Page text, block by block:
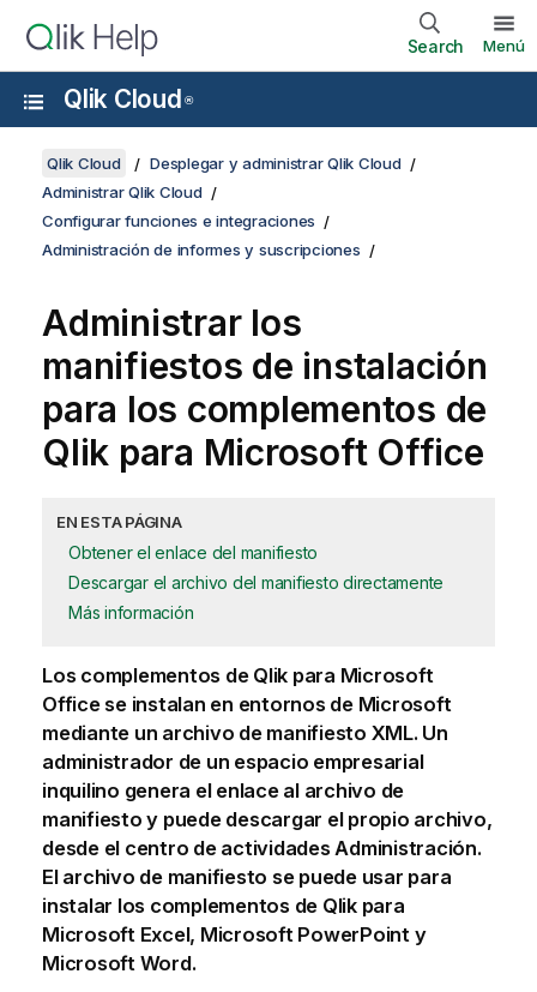
Search Menú
Qlik Cloud ®
Qlik Cloud
Desplegar y administrar Qlik Cloud
Administrar Qlik Cloud
Configurar funciones e integraciones
Administración de informes y suscripciones
Administrar los
manifiestos de instalación
para los complementos de
Qlik para Microsoft Office
EN ESTA PÁGINA
Obtener el enlace del manifiesto
Descargar el archivo del manifiesto directamente
Más información
Los complementos de Qlik para Microsoft
Officese instalan en entornos de Microsoft
mediante un archivo de manifiesto XML. Un
administrador de un espacio empresarial
inquilino genera el enlace al archivo de
manifiesto y puede descargar el propio archivo,
desde el centro de actividadesAdministración.
El archivo de manifiesto se puede usar para
instalar los complementos de Qlikpara
Microsoft Excel, Microsoft PowerPointy
Microsoft Word.